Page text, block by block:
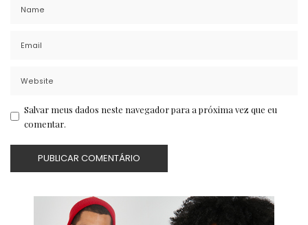
Salvar meus dados neste navegador para a próxima vez que eu
comentar.